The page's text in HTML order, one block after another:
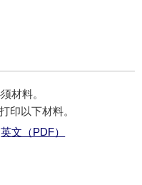
材料。
印以下材料。
英文（PDF）